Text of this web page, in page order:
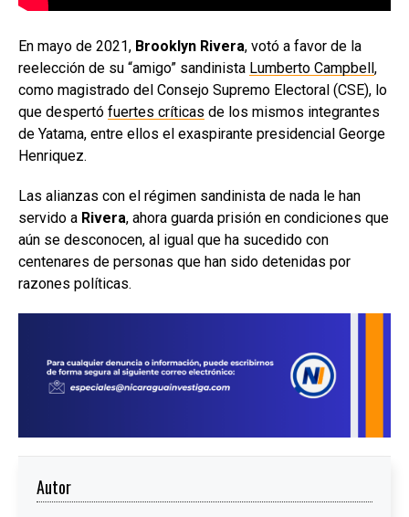
En mayo de 2021, Brooklyn Rivera, votó a favor de la
reelección de su “amigo” sandinista Lumberto Campbell,
como magistrado del Consejo Supremo Electoral (CSE), lo
que despertó fuertes críticas de los mismos integrantes
de Yatama, entre ellos el exaspirante presidencial George
Henriquez.
Las alianzas con el régimen sandinista de nada le han
servido a Rivera, ahora guarda prisión en condiciones que
aún se desconocen, al igual que ha sucedido con
centenares de personas que han sido detenidas por
razones políticas.
Autor